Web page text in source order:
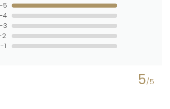
5
4
3
2
1
5/5